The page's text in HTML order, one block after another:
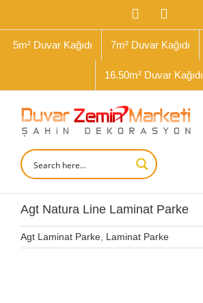
Facebook
5m² Duvar Kağıdı 7m² Duvar Kağıdı
16.50m² Duvar Kağıdı
Agt Natura Line Laminat Parke
Agt Laminat Parke Laminat Parke